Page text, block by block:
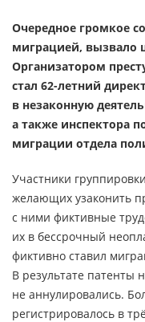
Очередное громкое
миграцией, вызвало
Организатором
стал 62-летний
в незаконную
а также инспектора
миграции отдела
Участники группировки
желающих узаконить
с ними фиктивные
их в бессрочный
фиктивно ставил
В результате патенты
не аннулировались.
регистрировалось в